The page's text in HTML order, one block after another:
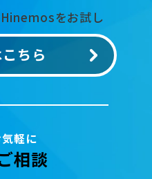
をお試し
ちら
軽に
相談